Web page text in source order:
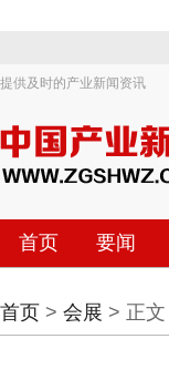
提供及时的产业新闻资讯
首页 要闻
首页 > 会展 > 正文